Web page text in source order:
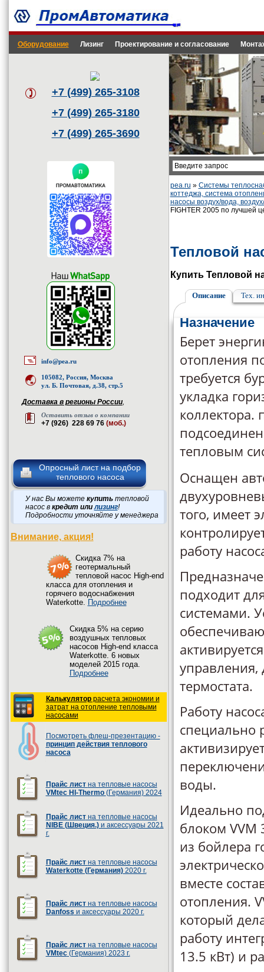
Оборудование Лизинг Проектирование и согласование
+7 (499) 265-3108
+7 (499) 265-3180
+7 (499) 265-3690
info@pea.ru
105082, Россия, Москва
ул. Б. Почтовая, д.38, стр.5
Доставка в регионы России,
Оставить отзыв о компании
+7 (926) 228 69 76 (моб.)
Опросный лист на подбор
теплового насоса
У нас Вы можете купитьтепловой
насос в кредит илилизинг!
Подробности уточняйте у менеджера
Внимание, акция!
Cкидка 7% на
геотермальный
тепловой насос High-end
класса для отопления и
горячего водоснабжения
Waterkotte. Подробнее
Cкидка 5% на серию
воздушных тепловых
насосов High-end класса
Waterkotte. 6 новых
моделей 2015 года.
Подробнее
Калькуляторрасчета экономии и
затрат на отопление тепловыми
насосами
Посмотреть флеш-презентацию -
принцип действия теплового
насоса
Прайс лист на тепловые насосы
VMtec HI-Thermo (Германия) 2024
Прайс листна тепловые насосы
NIBE (Швеция.)и аксессуары 2021
г.
Прайс лист на тепловые насосы
Waterkotte (Германия)2020 г.
Прайс листна тепловые насосы
Danfoss и аксессуары 2020 г.
Прайс листна тепловые насосы
VMtec(Германия) 2023 г.
pea.ru » Системы
коттеджа, система
насосы воздух/вода,
FIGHTER 2005 по лучшей
Тепловой
Купить Тепловой
Описание Тех.
Назначение
Берет
отопления
требуется
укладка
коллектора.
тепловым
Оснащен
того, имеет
работу
подходит
системами.
управления,
термостата.
Работу
специально
воды.
Идеально
блоком VVM
из бойлера
вместе
отопления.
который
работу
13.5 кВт) и